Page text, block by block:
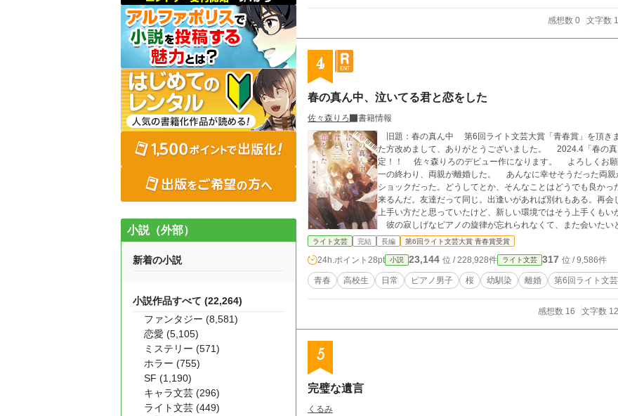
感想数 0 文字数
4
春の真ん中、泣いてる君と恋をした
佐々森りろ
書籍情報
旧題：春の真ん中 第6回ライト文芸大賞「青春賞」を頂きました！！ 読んでくださった方、感想をくださっ
た方改めまして、ありがとうございました。 2024.4「春の真ん中、泣いてる君と恋をした」に改題して書籍化決
定！！ 佐々森りろのデビュー作になります。 よろしくお願いします(*´-`)♡
一の終わり、両親が離婚した。 あんなに幸せそうだった両親が離婚してしまったことが、あたしはあたしなりに
ショックだった。どうしてとか、そんなことはどうでも良か
来るんだ。友達だって同じ。出逢いがあれば別れもある。再
上手い方だと思っていたけど、新しい環境ではそう上手くも
彼の寂しげなピアノの旋律が忘れられなくて、また会いたい
ライト文芸 完結 長編 第6回ライト文芸大賞 青春賞受賞
24h.ポイント 28pt 小説 23,144 位 / 228,928件 ライト文芸 317 位 / 9,586件
青春 高校生 日常 ピアノ男子 桜 幼馴染 離婚 第6回ライト文
感想数 16 文字数
5
完璧な遺言
くるみ
小説（外部）
新着の小説
小説作品すべて (22,264)
ファンタジー (8,581)
恋愛 (5,105)
ミステリー (571)
ホラー (755)
SF (1,190)
キャラ文芸 (296)
ライト文芸 (449)